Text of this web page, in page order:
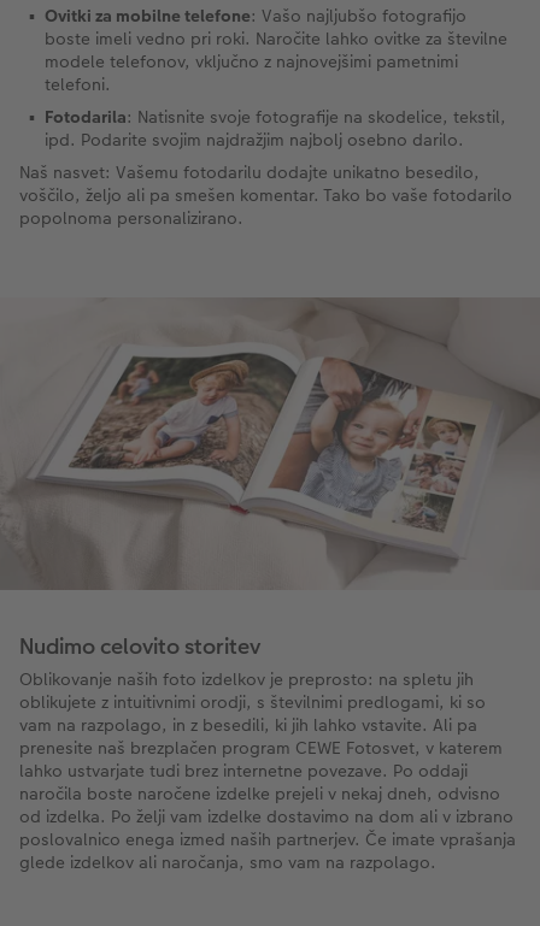
Ovitki za mobilne telefone: Vašo najljubšo fotografijo
boste imeli vedno pri roki. Naročite lahko ovitke za številne
modele telefonov, vključno z najnovejšimi pametnimi
telefoni.
Fotodarila: Natisnite svoje fotografije na skodelice, tekstil,
ipd. Podarite svojim najdražjim najbolj osebno darilo.
Naš nasvet: Vašemu fotodarilu dodajte unikatno besedilo,
voščilo, željo ali pa smešen komentar. Tako bo vaše fotodarilo
popolnoma personalizirano.
Nudimo celovito storitev
Oblikovanje naših foto izdelkov je preprosto: na spletu jih
oblikujete z intuitivnimi orodji, s številnimi predlogami, ki so
vam na razpolago, in z besedili, ki jih lahko vstavite. Ali pa
prenesite naš brezplačen program CEWE Fotosvet, v katerem
lahko ustvarjate tudi brez internetne povezave. Po oddaji
naročila boste naročene izdelke prejeli v nekaj dneh, odvisno
od izdelka. Po želji vam izdelke dostavimo na dom ali v izbrano
poslovalnico enega izmed naših partnerjev. Če imate vprašanja
glede izdelkov ali naročanja, smo vam na razpolago.